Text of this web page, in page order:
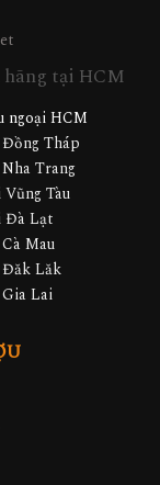
tại HCM
ngoại HCM
Đồng Tháp
Trang
Tàu
Đà Lạt
Mau
Đăk Lăk
Lai